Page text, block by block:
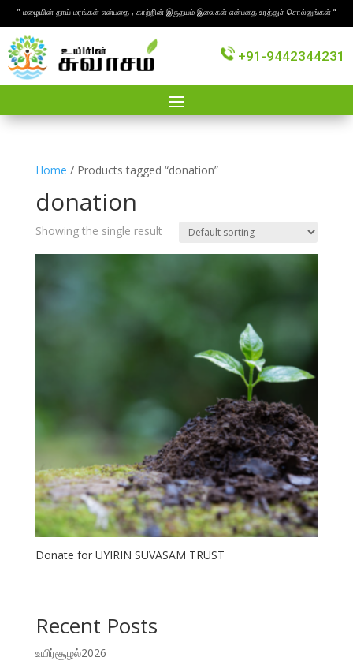
” மழையின் தாய் மரங்கள் என்பதை , காற்றின் இருதயம் இலைகள் என்பதை உரத்துச் சொல்லுங்கள் “
+91-9442344231
Home / Products tagged “donation”
donation
Showing the single result
Donate for UYIRIN SUVASAM TRUST
Recent Posts
உயிர்சூழல்2026